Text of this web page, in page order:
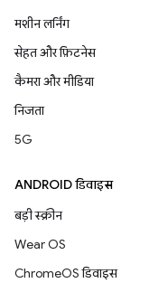
मशीन लर्निंग
सेहत और फ़िटनेस
कैमरा और मीडिया
निजता
5G
ANDROID डिवाइस
बड़ी स्क्रीन
Wear OS
ChromeOS डिवाइस